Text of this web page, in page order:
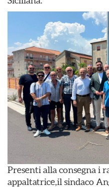
Presenti alla consegna i
appaltatrice,il sindaco